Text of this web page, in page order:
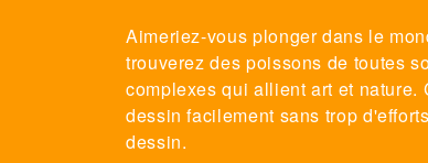
Aimeriez-vous plonger dans le
trouverez des poissons de toutes
complexes qui allient art et nature.
dessin facilement sans trop
dessin.